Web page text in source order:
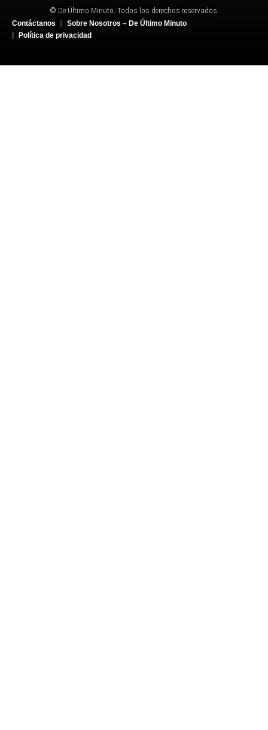
© De Último Minuto. Todos los derechos reservados.
Contáctanos
Sobre Nosotros – De Último Minuto
Política de privacidad